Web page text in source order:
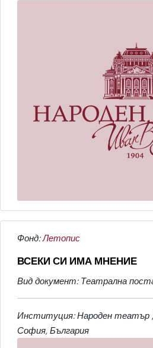
Фонд:Летопис
ВСЕКИ СИ ИМА МНЕНИЕ
Вид документ: Театрална
Институция: Народен театър
София, България